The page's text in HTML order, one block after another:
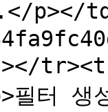
.</
터 생